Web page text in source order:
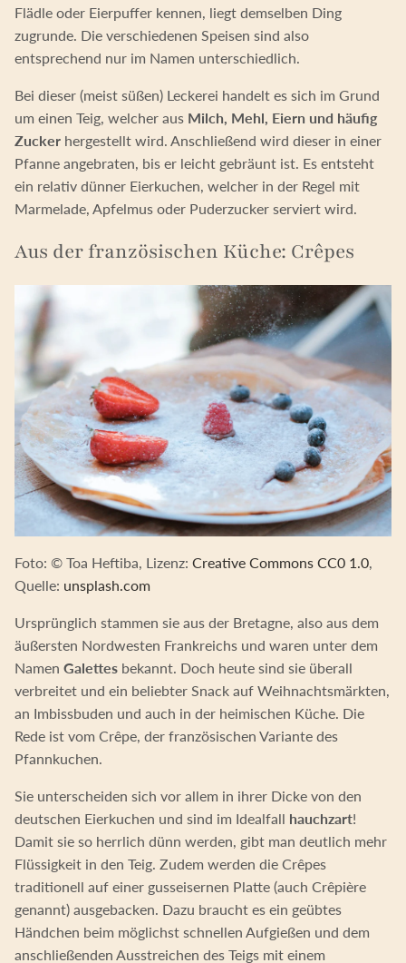
Flädle oder Eierpuffer kennen, liegt demselben Ding
zugrunde. Die verschiedenen Speisen sind also
entsprechend nur im Namen unterschiedlich.
Bei dieser (meist süßen) Leckerei handelt es sich im Grund
um einen Teig, welcher aus Milch, Mehl, Eiern und häufig
Zucker hergestellt wird. Anschließend wird dieser in einer
Pfanne angebraten, bis er leicht gebräunt ist. Es entsteht
ein relativ dünner Eierkuchen, welcher in der Regel mit
Marmelade, Apfelmus oder Puderzucker serviert wird.
Aus der französischen Küche: Crêpes
Foto: © Toa Heftiba, Lizenz: Creative Commons CC0 1.0,
Quelle: unsplash.com
Ursprünglich stammen sie aus der Bretagne, also aus dem
äußersten Nordwesten Frankreichs und waren unter dem
Namen Galettes bekannt. Doch heute sind sie überall
verbreitet und ein beliebter Snack auf Weihnachtsmärkten,
an Imbissbuden und auch in der heimischen Küche. Die
Rede ist vom Crêpe, der französischen Variante des
Pfannkuchen.
Sie unterscheiden sich vor allem in ihrer Dicke von den
deutschen Eierkuchen und sind im Idealfall hauchzart!
Damit sie so herrlich dünn werden, gibt man deutlich mehr
Flüssigkeit in den Teig. Zudem werden die Crêpes
traditionell auf einer gusseisernen Platte (auch Crêpière
genannt) ausgebacken. Dazu braucht es ein geübtes
Händchen beim möglichst schnellen Aufgießen und dem
anschließenden Ausstreichen des Teigs mit einem